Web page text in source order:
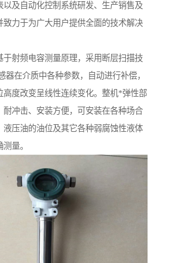
以及自动化控制系统研发、生产销售及
致力于为广大用户提供全面的技术解决
于射频电容测量原理，采用断层扫描技
器在介质中各种参数，自动进行补偿，
高度改变呈线性连续变化。整机*弹性部
耐冲击、安装方便，可安装在各种场合
液压油的油位及其它各种弱腐蚀性液体
量。